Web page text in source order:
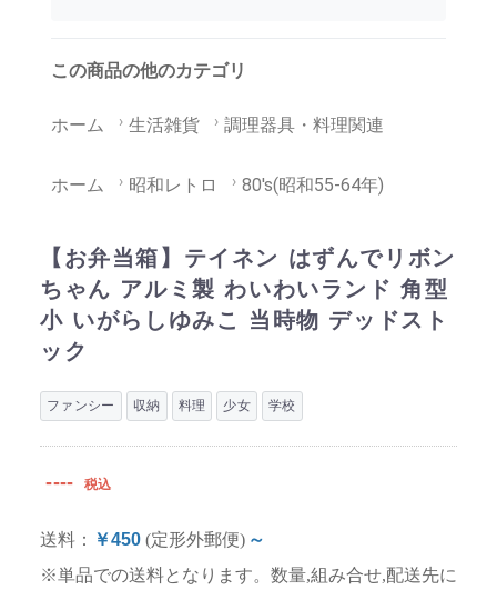
この商品の他のカテゴリ
ホーム 生活雑貨 調理器具・料理関連
ホーム 昭和レトロ 80's(昭和55-64年)
【お弁当箱】テイネン はずんでリボン
ちゃん アルミ製 わいわいランド 角型
小 いがらしゆみこ 当時物 デッドスト
ック
ファンシー 収納 料理 少女 学校
---- 税込
送料： ￥450 (定形外郵便) ～
※単品での送料となります。数量,組み合せ,配送先に